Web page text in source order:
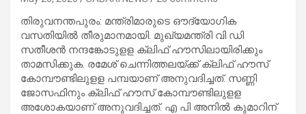
തിരുവനന്തപുരം: മന്ത്രിമാരുടെ ഔദ്യോഗിക
വസതിയില്‍ തീരുമാനമായി. മുഖ്യമന്ത്രി വി ഡി
സതീശന്‍ നന്ദങ്കോടുളള ക്ലിഫ് ഹൗസിലായിരിക്കും
താമസിക്കുക. രമേശ് ചെന്നിത്തലയ്ക്ക് ക്ലിഫ് ഹൗസ്
കോമ്പൗണ്ടിലുളള പമ്പയാണ് അനുവദിച്ചത്. സണ്ണി
ജോസഫിനും ക്ലിഫ് ഹൗസ് കോമ്പൗണ്ടിലുളള
അശോകയാണ് അനുവദിച്ചത്. എ പി അനില്‍ കുമാറിന്